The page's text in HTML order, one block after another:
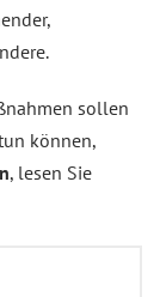
sollen
können,
, lesen Sie